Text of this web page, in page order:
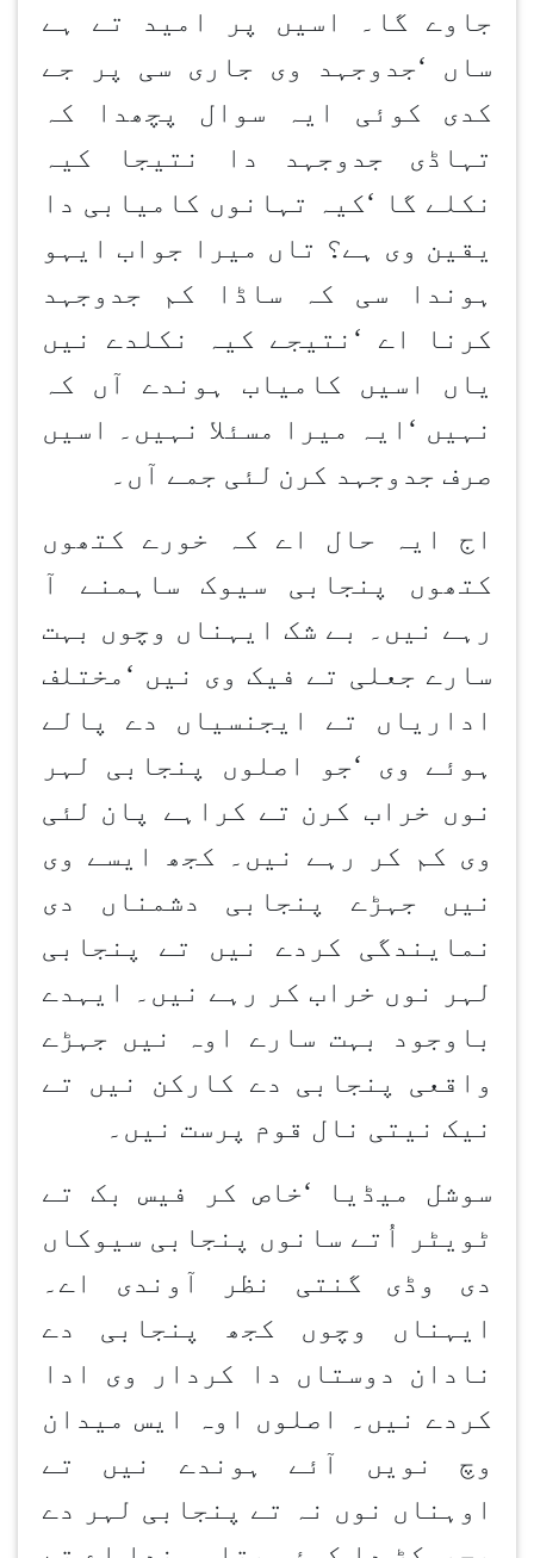
جاوے گا۔ اسیں پر امید تے ہے
ساں ‘جدوجہد وی جاری سی پر جے
کدی کوئی ایہ سوال پچھدا کہ
تہاڈی جدوجہد دا نتیجا کیہ
نکلے گا ‘کیہ تہانوں کامیابی دا
یقین وی ہے؟ تاں میرا جواب ایہو
ہوندا سی کہ ساڈا کم جدوجہد
کرنا اے ‘ نتیجے کیہ نکلدے نیں
یاں اسیں کامیاب ہوندے آں کہ
نہیں ‘ ایہ میرا مسئلا نہیں۔ اسیں
صرف جدوجہد کرن لئی جمے آں۔
اج ایہ حال اے کہ خورے کتھوں
کتھوں پنجابی سیوک ساہمنے آ
رہے نیں۔ بے شک ایہناں وچوں بہت
سارے جعلی تے فیک وی نیں ‘ مختلف
اداریاں تے ایجنسیاں دے پالے
ہوئے وی ‘جو اصلوں پنجابی لہر
نوں خراب کرن تے کراہے پان لئی
وی کم کر رہے نیں۔ کجھ ایسے وی
نیں جہڑے پنجابی دشمناں دی
نمایندگی کردے نیں تے پنجابی
لہر نوں خراب کر رہے نیں۔ ایہدے
باوجود بہت سارے اوہ نیں جہڑے
واقعی پنجابی دے کارکن نیں تے
نیک نیتی نال قوم پرست نیں۔
سوشل میڈیا ‘خاص کر فیس بک تے
ٹویٹر اُتے سانوں پنجابی سیوکاں
دی وڈی گنتی نظر آوندی اے۔
ایہناں وچوں کجھ پنجابی دے
نادان دوستاں دا کردار وی ادا
کردے نیں۔ اصلوں اوہ ایس میدان
وچ نویں آئے ہوندے نیں تے
اوہناں نوں نہ تے پنجابی لہر دے